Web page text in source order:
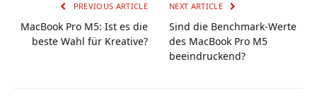
PREVIOUS ARTICLE
MacBook Pro M5: Ist es die
beste Wahl für Kreative?
NEXT ARTICLE
Sind die Benchmark-Werte
des MacBook Pro M5
beeindruckend?